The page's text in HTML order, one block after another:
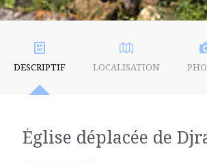
DESCRIPTIF LOCALISATION
Église déplacée de